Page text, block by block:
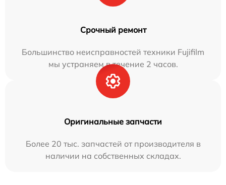
Срочный ремонт
Большинство неисправностей техники Fujifilm
мы устраняем в течение 2 часов.
Оригинальные запчасти
Более 20 тыс. запчастей от производителя в
наличии на собственных складах.